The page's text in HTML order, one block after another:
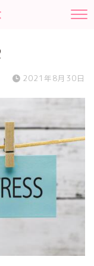
2021年8月30日